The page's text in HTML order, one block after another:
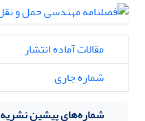
مقالات آماده انتشار
شماره جاری
شماره‌های پیشین نشریه